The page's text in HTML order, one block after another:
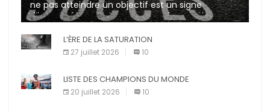
ne pas atteindre un objectif est un signe
d’incompétence et une source de sanctions
diverses (avertissement, […]
L’ÈRE DE LA SATURATION
27 juillet 2026 10
LISTE DES CHAMPIONS DU MONDE
20 juillet 2026 10